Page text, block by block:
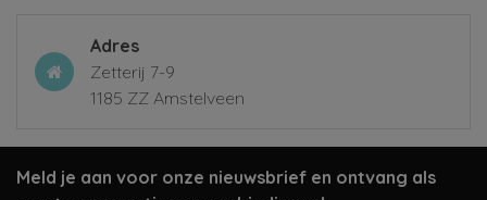
Adres
Zetterij 7-9
1185 ZZ Amstelveen
Meld je aan voor onze nieuwsbrief en ontvang als